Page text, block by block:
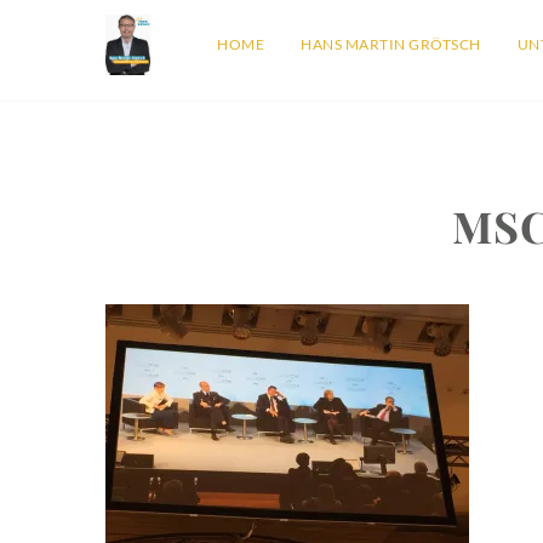
HOME HANS MARTIN GRÖTSCH